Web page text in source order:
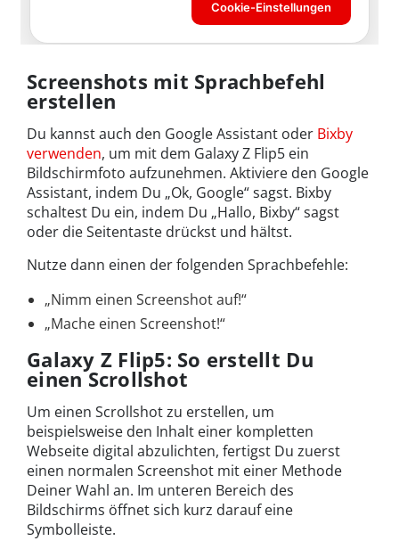
Screenshots mit Sprachbefehl
erstellen
Du kannst auch den Google Assistant oder Bixby
verwenden, um mit dem Galaxy Z Flip5 ein
Bildschirmfoto aufzunehmen. Aktiviere den Google
Assistant, indem Du „Ok, Google“ sagst. Bixby
schaltest Du ein, indem Du „Hallo, Bixby“ sagst
oder die Seitentaste drückst und hältst.
Nutze dann einen der folgenden Sprachbefehle:
„Nimm einen Screenshot auf!“
„Mache einen Screenshot!“
Galaxy Z Flip5: So erstellt Du
einen Scrollshot
Um einen Scrollshot zu erstellen, um
beispielsweise den Inhalt einer kompletten
Webseite digital abzulichten, fertigst Du zuerst
einen normalen Screenshot mit einer Methode
Deiner Wahl an. Im unteren Bereich des
Bildschirms öffnet sich kurz darauf eine
Symbolleiste.